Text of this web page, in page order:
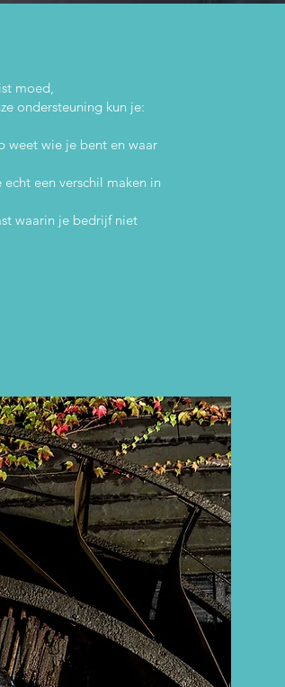
moed,
ondersteuning kun je:
wie je bent en waar
een verschil maken in
waarin je bedrijf niet